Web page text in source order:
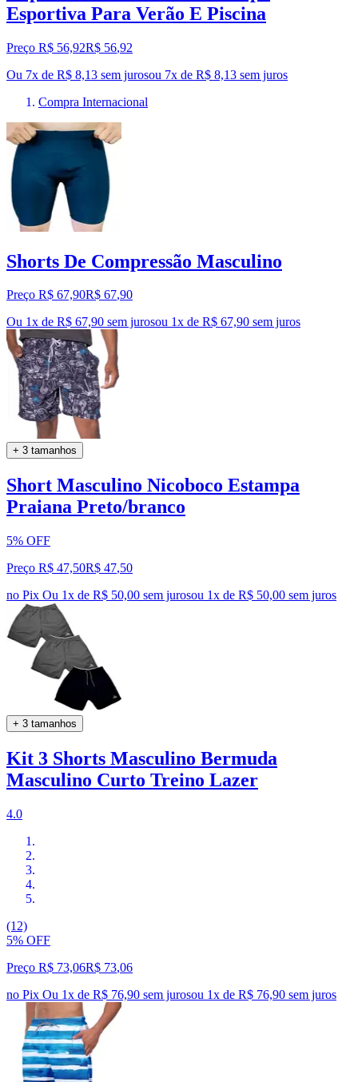
Esportiva Para Verão E Piscina
Preço R$ 56,92R$ 56,92
Ou 7x de R$ 8,13 sem jurosou 7x de R$ 8,13 sem juros
Compra Internacional
Shorts De Compressão Masculino
Preço R$ 67,90R$ 67,90
Ou 1x de R$ 67,90 sem jurosou 1x de R$ 67,90 sem juros
+ 3 tamanhos
Short Masculino Nicoboco Estampa
Praiana Preto/branco
5% OFF
Preço R$ 47,50R$ 47,50
no Pix Ou 1x de R$ 50,00 sem jurosou 1x de R$ 50,00 sem juros
+ 3 tamanhos
Kit 3 Shorts Masculino Bermuda
Masculino Curto Treino Lazer
4.0
(12)
5% OFF
Preço R$ 73,06R$ 73,06
no Pix Ou 1x de R$ 76,90 sem jurosou 1x de R$ 76,90 sem juros